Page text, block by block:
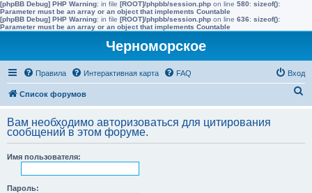
[phpBB Debug] PHP Warning: in file [ROOT]/phpbb/session.php on line 580: sizeof():
Parameter must be an array or an object that implements Countable
[phpBB Debug] PHP Warning: in file [ROOT]/phpbb/session.php on line 636: sizeof():
Parameter must be an array or an object that implements Countable
Черноморское
Правила Интерактивная карта FAQ Вход
Список форумов
с
Вам необходимо авторизоваться для цитирования
сообщений в этом форуме.
Имя пользователя:
Пароль: